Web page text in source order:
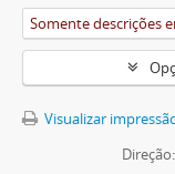
Somente descrições
Visualizar
Direção: